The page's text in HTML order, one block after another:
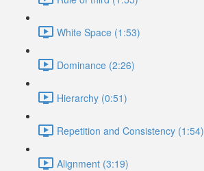
White Space (1:53)
Dominance (2:26)
Hierarchy (0:51)
Repetition and Consistency (1:54)
Alignment (3:19)